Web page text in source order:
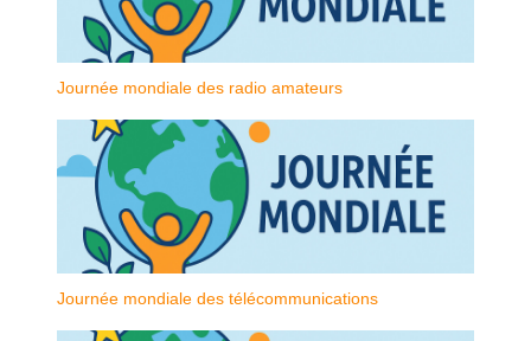
Journée mondiale des radio amateurs
Journée mondiale des télécommunications